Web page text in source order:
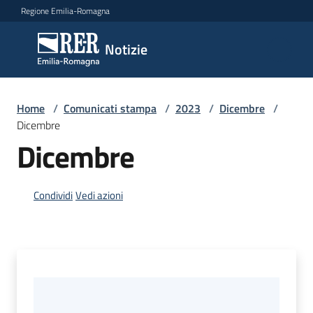
Vai al contenuto
Vai alla navigazione
Vai al footer
Regione Emilia-Romagna
Notizie
Notizie
Comunicati
stampa
Cerca
comunicato
Home / Comunicati stampa / 2023 / Dicembre /
Dicembre
Dicembre
CondividiVedi azioni